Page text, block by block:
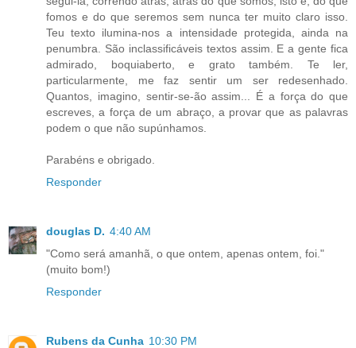
fomos e do que seremos sem nunca ter muito claro isso.
Teu texto ilumina-nos a intensidade protegida, ainda na
penumbra. São inclassificáveis textos assim. E a gente fica
admirado, boquiaberto, e grato também. Te ler,
particularmente, me faz sentir um ser redesenhado.
Quantos, imagino, sentir-se-ão assim... É a força do que
escreves, a força de um abraço, a provar que as palavras
podem o que não supúnhamos.
Parabéns e obrigado.
Responder
douglas D. 4:40 AM
"Como será amanhã, o que ontem, apenas ontem, foi."
(muito bom!)
Responder
Rubens da Cunha 10:30 PM